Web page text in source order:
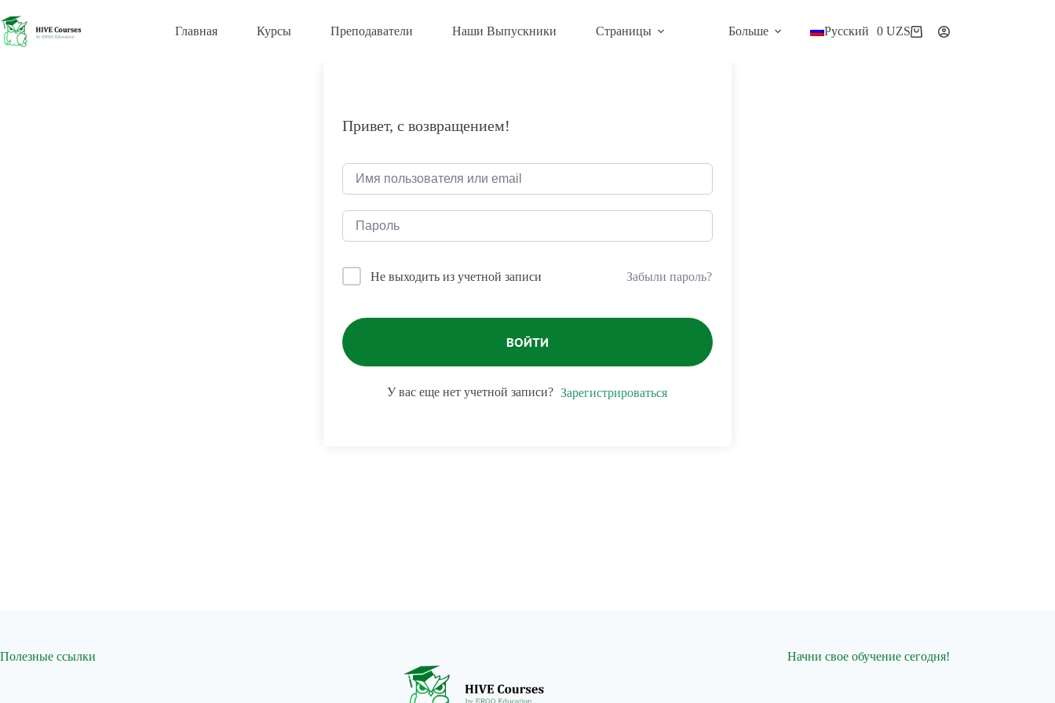
к
сути
Главная Курсы Преподаватели Наши Выпускники Страницы Больше Русский Корзина
0 UZS
Привет, с возвращением!
Не выходить из учетной записи Забыли пароль?
ВОЙТИ
У вас еще нет учетной записи? Зарегистрироваться
Полезные ссылки Начни свое обучение сегодня!